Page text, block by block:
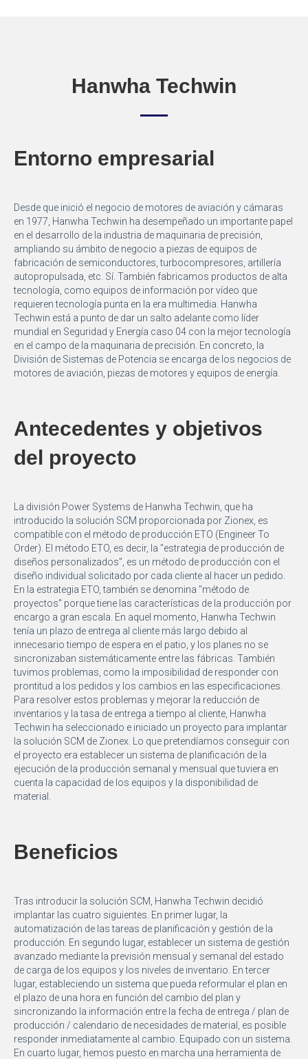
Hanwha Techwin
Entorno empresarial
Desde que inició el negocio de motores de aviación y cámaras
en 1977, Hanwha Techwin ha desempeñado un importante papel
en el desarrollo de la industria de maquinaria de precisión,
ampliando su ámbito de negocio a piezas de equipos de
fabricación de semiconductores, turbocompresores, artillería
autopropulsada, etc. Sí. También fabricamos productos de alta
tecnología, como equipos de información por vídeo que
requieren tecnología punta en la era multimedia. Hanwha
Techwin está a punto de dar un salto adelante como líder
mundial en Seguridad y Energía caso 04 con la mejor tecnología
en el campo de la maquinaria de precisión. En concreto, la
División de Sistemas de Potencia se encarga de los negocios de
motores de aviación, piezas de motores y equipos de energía.
Antecedentes y objetivos
del proyecto
La división Power Systems de Hanwha Techwin, que ha
introducido la solución SCM proporcionada por Zionex, es
compatible con el método de producción ETO (Engineer To
Order). El método ETO, es decir, la "estrategia de producción de
diseños personalizados", es un método de producción con el
diseño individual solicitado por cada cliente al hacer un pedido.
En la estrategia ETO, también se denomina "método de
proyectos" porque tiene las características de la producción por
encargo a gran escala. En aquel momento, Hanwha Techwin
tenía un plazo de entrega al cliente más largo debido al
innecesario tiempo de espera en el patio, y los planes no se
sincronizaban sistemáticamente entre las fábricas. También
tuvimos problemas, como la imposibilidad de responder con
prontitud a los pedidos y los cambios en las especificaciones.
Para resolver estos problemas y mejorar la reducción de
inventarios y la tasa de entrega a tiempo al cliente, Hanwha
Techwin ha seleccionado e iniciado un proyecto para implantar
la solución SCM de Zionex. Lo que pretendíamos conseguir con
el proyecto era establecer un sistema de planificación de la
ejecución de la producción semanal y mensual que tuviera en
cuenta la capacidad de los equipos y la disponibilidad de
material.
Beneficios
Tras introducir la solución SCM, Hanwha Techwin decidió
implantar las cuatro siguientes. En primer lugar, la
automatización de las tareas de planificación y gestión de la
producción. En segundo lugar, establecer un sistema de gestión
avanzado mediante la previsión mensual y semanal del estado
de carga de los equipos y los niveles de inventario. En tercer
lugar, estableciendo un sistema que pueda reformular el plan en
el plazo de una hora en función del cambio del plan y
sincronizando la información entre la fecha de entrega / plan de
producción / calendario de necesidades de material, es posible
responder inmediatamente al cambio. Equipado con un sistema.
En cuarto lugar, hemos puesto en marcha una herramienta de